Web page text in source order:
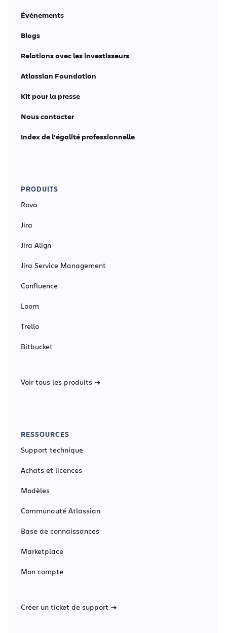
Événements
Blogs
Relations avec les investisseurs
Atlassian Foundation
Kit pour la presse
Nous contacter
Index de l'égalité professionnelle
PRODUITS
Rovo
Jira
Jira Align
Jira Service Management
Confluence
Loom
Trello
Bitbucket
Voir tous les produits
RESSOURCES
Support technique
Achats et licences
Modèles
Communauté Atlassian
Base de connaissances
Marketplace
Mon compte
Créer un ticket de support